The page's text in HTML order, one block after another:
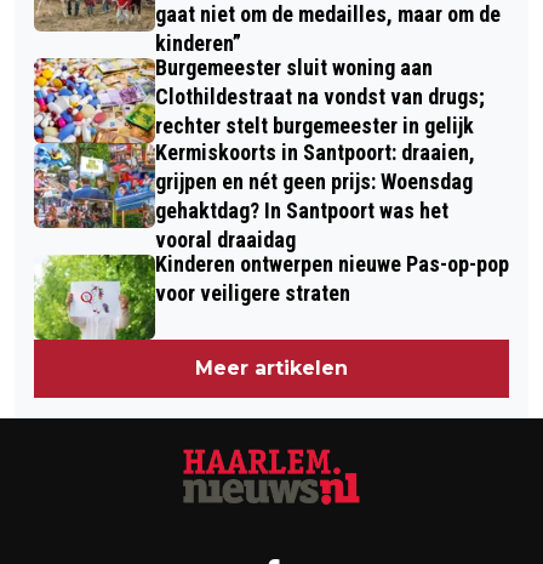
gaat niet om de medailles, maar om de
kinderen”
Burgemeester sluit woning aan
Clothildestraat na vondst van drugs;
rechter stelt burgemeester in gelijk
Kermiskoorts in Santpoort: draaien,
grijpen en nét geen prijs: Woensdag
gehaktdag? In Santpoort was het
vooral draaidag
Kinderen ontwerpen nieuwe Pas-op-pop
voor veiligere straten
Meer artikelen